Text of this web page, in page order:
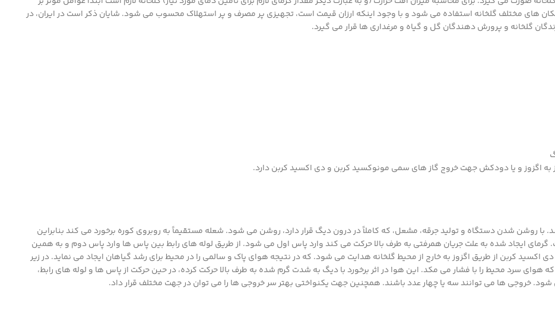
های مختلف گلخانه استفاده می شود و با وجود اینکه ارزان قیمت است، تجهیزی پر مصرف و پر استهلاک محسوب می شود. شایان ذکر است در ایران، در
گلخانه و پرورش دهندگان گل و گیاه و مرغداری ها قرار می گیرد.
به اگزوز و یا دودکش جهت خروج گاز های سمی مونوکسید کربن و دی اکسید کربن دارد.
با روشن شدن دستگاه و تولید جرقه، مشعل، که کاملاً در درون دیگ قرار دارد، روشن می شود. شعله مستقیماً به روبروی کوره برخورد می کند بنابراین
ایجاد شده به علت جریان همرفتی به طرف بالا حرکت می کند وارد پاس اول می شود. از طریق لوله های رابط بین پاس ها وارد پاس دوم و به همین
کربن از طریق اگزوز به خارج از محیط گلخانه هدایت می شود. که در نتیجه هوای پاک و سالمی را در محیط برای رشد گیاهان ایجاد می نماید. در زیر
سرد محیط را با فشار می مکد. این هوا در اثر برخورد با دیگ به شدت گرم شده به طرف بالا حرکت کرده، در حین حرکت از پاس ها و لوله های رابط،
خروجی ها می توانند سه یا چهار عدد باشند. همچنین جهت یکنواختی بهتر سر خروجی ها را می توان در جهت مختلف قرار داد.